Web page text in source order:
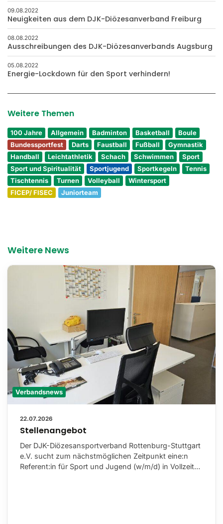
09.08.2022
Neuigkeiten aus dem DJK-Diözesanverband Freiburg
08.08.2022
Ausschreibungen des DJK-Diözesanverbands Augsburg
05.08.2022
Energie-Lockdown für den Sport verhindern!
Weitere Themen
100 Jahre Allgemein Badminton Basketball
Boule
Bundessportfest
Darts Faustball Fußball
Gymnastik
Handball
Leichtathletik Schach Schwimmen
Sport
Sport und Spiritualität
Sportjugend Sportkegeln
Tennis
Tischtennis
Turnen Volleyball
Wintersport
FICEP/ FISEC
Juniorteam
Weitere News
Verbandsnews
22.07.2026
Stellenangebot
Der DJK-Diözesansportverband Rottenburg-Stuttgart
e.V. sucht zum nächstmöglichen Zeitpunkt eine:n
Referent:in für Sport und Jugend (w/m/d) in Vollzeit…